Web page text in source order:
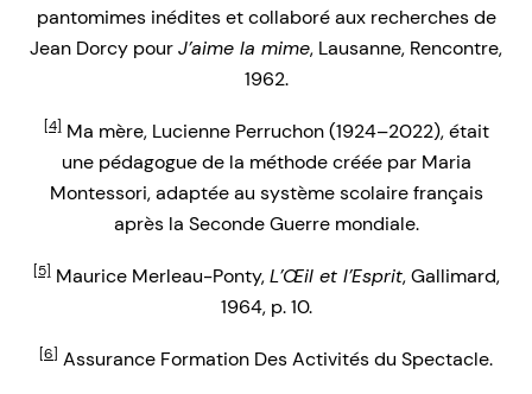
pantomimes inédites et collaboré aux recherches de
Jean Dorcy pourJ’aime la mime, Lausanne, Rencontre,
1962.
[4]Ma mère, Lucienne Perruchon (1924–2022), était
une pédagogue de la méthode créée par Maria
Montessori, adaptée au système scolaire français
après la Seconde Guerre mondiale.
[5]Maurice Merleau-Ponty,L’Œil et l’Esprit, Gallimard,
1964, p. 10.
[6] Assurance Formation Des Activités du Spectacle.